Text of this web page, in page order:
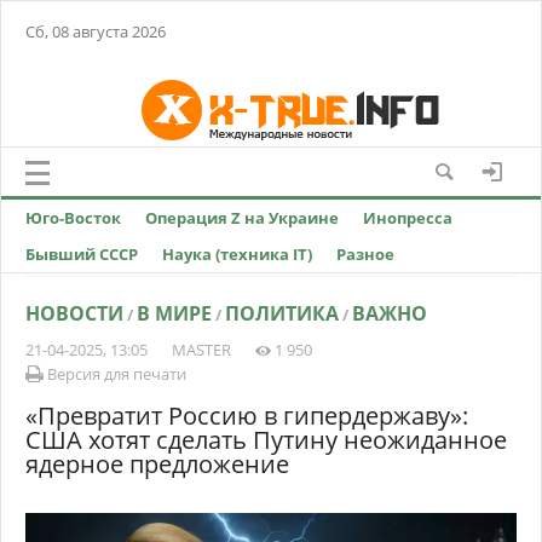
Сб, 08 августа 2026
Юго-Восток Операция Z на Украине
Инопресса
Бывший СССР
Наука (техника IT) Разное
НОВОСТИ / В МИРЕ / ПОЛИТИКА/ ВАЖНО
21-04-2025, 13:05 MASTER
1 950
Версия для печати
«Превратит Россию в гипердержаву»:
США хотят сделать Путину неожиданное
ядерное предложение